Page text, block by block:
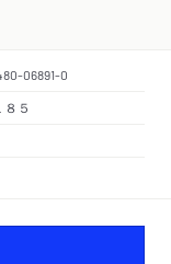
06891-0
８５